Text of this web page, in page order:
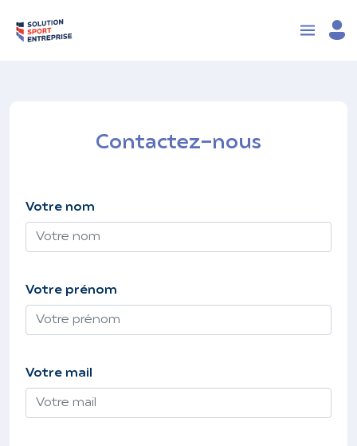
Contactez-nous
Votre nom
Votre prénom
Votre mail